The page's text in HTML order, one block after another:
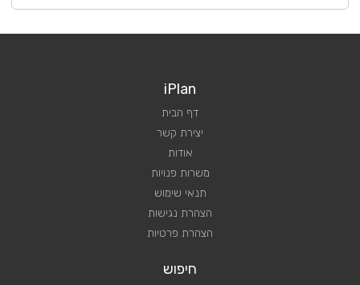
iPlan
דף הבית
יצירת קשר
אודות
משרות פנויות
תנאי שימוש
הצהרת נגישות
הצהרת פרטיות
חיפוש